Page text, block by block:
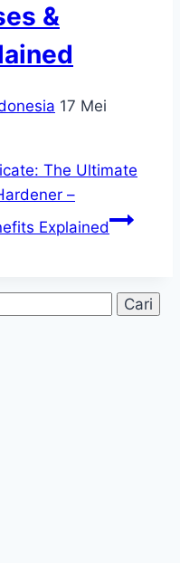
&
17 Mei
The Ultimate
–
Explained